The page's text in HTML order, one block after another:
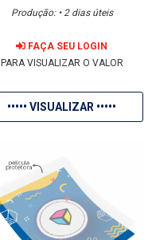
Produção: • 2 dias úteis
FAÇA SEU LOGIN
PARA VISUALIZAR O VALOR
••••• VISUALIZAR •••••